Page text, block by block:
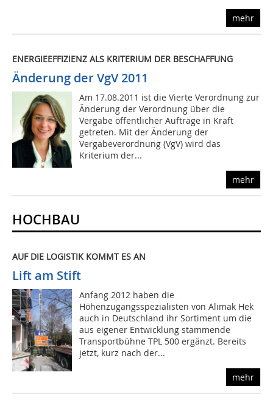
mehr
ENERGIEEFFIZIENZ ALS KRITERIUM DER BESCHAFFUNG
Änderung der VgV 2011
Am 17.08.2011 ist die Vierte Verordnung zur
Änderung der Verordnung über die
Vergabe öffentlicher Aufträge in Kraft
getreten. Mit der Änderung der
Vergabeverordnung (VgV) wird das
Kriterium der...
mehr
HOCHBAU
AUF DIE LOGISTIK KOMMT ES AN
Lift am Stift
Anfang 2012 haben die
Höhenzugangsspezialisten von Alimak Hek
auch in Deutschland ihr Sortiment um die
aus eigener Entwicklung stammende
Transportbühne TPL 500 ergänzt. Bereits
jetzt, kurz nach der...
mehr